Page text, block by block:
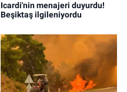
Icardi'nin menajeri duyurdu!
Beşiktaş ilgileniyordu